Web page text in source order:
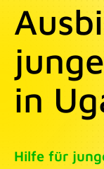
in
Hilfe für